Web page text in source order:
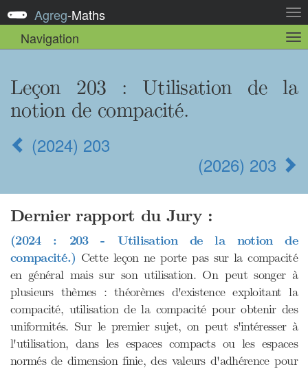
la
Agreg-Maths
Navigation
la
Leçon 203 : Utilisation de la
notion de compacité.
(2024) 203
(2026) 203
Dernier rapport du Jury :
(2024 : 203 - Utilisation de la notion de
compacité.) Cette leçon ne porte pas sur la compacité
en général mais sur son utilisation. On peut songer à
plusieurs thèmes : théorèmes d'existence exploitant la
compacité, utilisation de la compacité pour obtenir des
uniformités. Sur le premier sujet, on peut s'intéresser à
l'utilisation, dans les espaces compacts ou les espaces
normés de dimension finie, des valeurs d'adhérence pour